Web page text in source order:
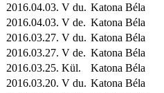
2016.04.03. V du. Katona Béla
2016.04.03. V de. Katona Béla
2016.03.27. V du. Katona Béla
2016.03.27. V de. Katona Béla
2016.03.25. Kül. Katona Béla
2016.03.20. V du. Katona Béla